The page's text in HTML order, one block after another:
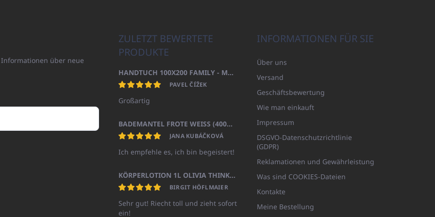
über neue
ZULETZT BEWERTETE
PRODUKTE
HANDTUCH 100X200 FAMILY - MARINEBLAU (480GR)
PAVEL ČÍŽEK
Großartig
BADEMANTEL FROTE WEISS (400GR)
JANA KUBÁČKOVÁ
Ich empfehle es, ich bin begeistert!
KÖRPERLOTION 1L OLIVIA THINKS (NACHFÜLLBARE VERPACKUNG)
BIRGIT HÖFLMAIER
Sehr gut! Riecht toll und zieht sofort
ein!
INFORMATIONEN FÜR SIE
Über uns
Versand
Geschäftsbewertung
Wie man einkauft
Impressum
DSGVO-Datenschutzrichtlinie
(GDPR)
Reklamationen und Gewährleistung
Was sind COOKIES-Dateien
Kontakte
Meine Bestellung